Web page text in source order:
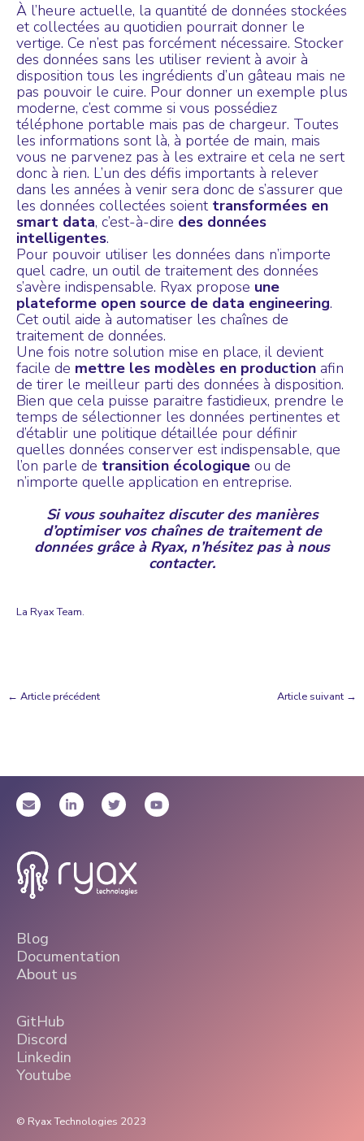
À l’heure actuelle, la quantité de données stockées
et collectées au quotidien pourrait donner le
vertige. Ce n’est pas forcément nécessaire. Stocker
des données sans les utiliser revient à avoir à
disposition tous les ingrédients d’un gâteau mais ne
pas pouvoir le cuire. Pour donner un exemple plus
moderne, c’est comme si vous possédiez
téléphone portable mais pas de chargeur. Toutes
les informations sont là, à portée de main, mais
vous ne parvenez pas à les extraire et cela ne sert
donc à rien. L’un des défis importants à relever
dans les années à venir sera donc de s’assurer que
les données collectées soient transformées en
smart data, c’est-à-dire des données
intelligentes.
Pour pouvoir utiliser les données dans n’importe
quel cadre, un outil de traitement des données
s’avère indispensable. Ryax propose une
plateforme open source de data engineering.
Cet outil aide à automatiser les chaînes de
traitement de données.
Une fois notre solution mise en place, il devient
facile de mettre les modèles en productionafin
de tirer le meilleur parti des données à disposition.
Bien que cela puisse paraitre fastidieux, prendre le
temps de sélectionner les données pertinentes et
d’établir une politique détaillée pour définir
quelles données conserver est indispensable, que
l’on parle de transition écologiqueou de
n’importe quelle application en entreprise.
Si vous souhaitez discuter des manières
d’optimiser vos chaînes de traitement de
données grâce à Ryax, n’hésitez pas à nous
contacter.
La Ryax Team.
← Article précédent Article suivant →
Blog
Documentation
About us
GitHub
Discord
Linkedin
Youtube
© Ryax Technologies 2023